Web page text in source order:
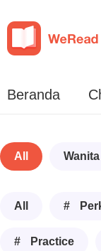
Beranda
All Wanita
All #
# Practice